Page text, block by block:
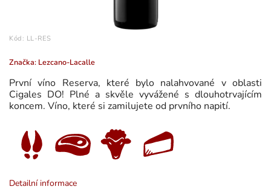
Kód: LL-RES
Značka: Lezcano-Lacalle
První víno Reserva, které bylo nalahvované v oblasti
Cigales DO! Plné a skvěle vyvážené s dlouhotrvajícím
koncem. Víno, které si zamilujete od prvního napití.
Detailní informace